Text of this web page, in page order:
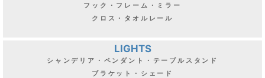
フック・フレーム・ミラー
クロス・タオルレール
LIGHTS
シャンデリア・ペンダント・テーブルスタンド
ブラケット・シェード